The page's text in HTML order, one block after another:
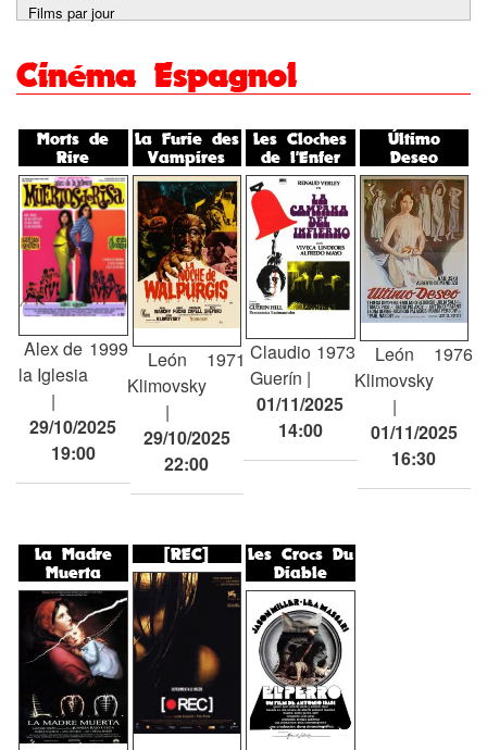
tabs
Films par jour
Cinéma Espagnol
Morts de
Rire
Alex de
la Iglesia
1999
29/10/2025
19:00
La Furie des
Vampires
León
Klimovsky
1971
29/10/2025
22:00
Les Cloches
de l'Enfer
Claudio
Guerín
1973
01/11/2025
14:00
Último
Deseo
León
Klimovsky
1976
01/11/2025
16:30
La Madre
Muerta
[REC]
Les Crocs Du
Diable